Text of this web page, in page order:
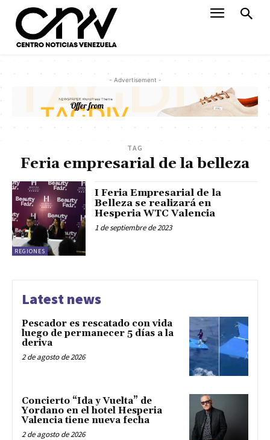
- Advertisement -
TAG
Feria empresarial de la belleza
REGIONES
I Feria Empresarial de la
Belleza se realizará en
Hesperia WTC Valencia
1 de septiembre de 2023
Latest news
Pescador es rescatado con vida
luego de permanecer 5 días a la
deriva
2 de agosto de 2026
Concierto “Ida y Vuelta” de
Yordano en el hotel Hesperia
Valencia tiene nueva fecha
2 de agosto de 2026